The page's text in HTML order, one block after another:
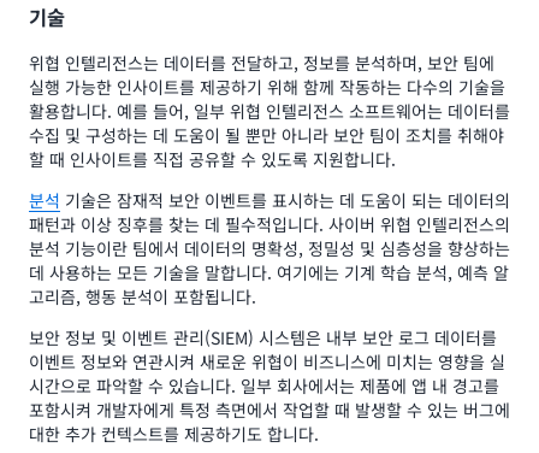
기술
위협 인텔리전스는 데이터를 전달하고, 정보를 분석하며, 보안 팀에
실행 가능한 인사이트를 제공하기 위해 함께 작동하는 다수의 기술을
활용합니다. 예를 들어, 일부 위협 인텔리전스 소프트웨어는 데이터를
수집 및 구성하는 데 도움이 될 뿐만 아니라 보안 팀이 조치를 취해야
할 때 인사이트를 직접 공유할 수 있도록 지원합니다.
분석 기술은 잠재적 보안 이벤트를 표시하는 데 도움이 되는 데이터의
패턴과 이상 징후를 찾는 데 필수적입니다. 사이버 위협 인텔리전스의
분석 기능이란 팀에서 데이터의 명확성, 정밀성 및 심층성을 향상하는
데 사용하는 모든 기술을 말합니다. 여기에는 기계 학습 분석, 예측 알
고리즘, 행동 분석이 포함됩니다.
보안 정보 및 이벤트 관리(SIEM) 시스템은 내부 보안 로그 데이터를
이벤트 정보와 연관시켜 새로운 위협이 비즈니스에 미치는 영향을 실
시간으로 파악할 수 있습니다. 일부 회사에서는 제품에 앱 내 경고를
포함시켜 개발자에게 특정 측면에서 작업할 때 발생할 수 있는 버그에
대한 추가 컨텍스트를 제공하기도 합니다.